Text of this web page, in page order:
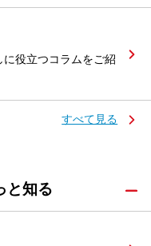
役立つコラムをご紹
すべて見る
と知る